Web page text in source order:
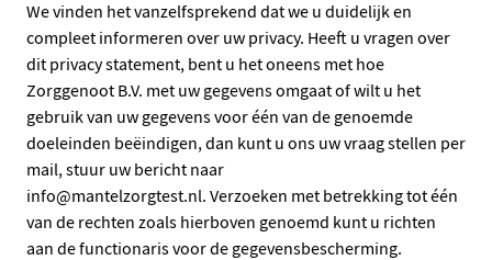
We vinden het vanzelfsprekend dat we u duidelijk en
compleet informeren over uw privacy. Heeft u vragen over
dit privacy statement, bent u het oneens met hoe
Zorggenoot B.V. met uw gegevens omgaat of wilt u het
gebruik van uw gegevens voor één van de genoemde
doeleinden beëindigen, dan kunt u ons uw vraag stellen per
mail, stuur uw bericht naar
info@mantelzorgtest.nl. Verzoeken met betrekking tot één
van de rechten zoals hierboven genoemd kunt u richten
aan de functionaris voor de gegevensbescherming.